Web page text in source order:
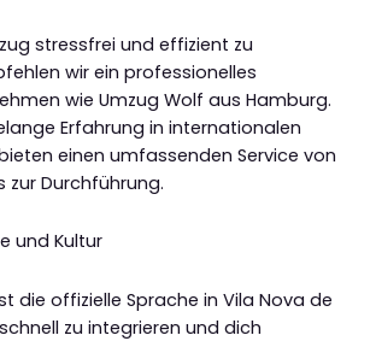
stressfrei und effizient zu
wir ein professionelles
wie Umzug Wolf aus Hamburg.
Erfahrung in internationalen
einen umfassenden Service von
zur Durchführung.
und Kultur
die offizielle Sprache in Vila Nova de
zu integrieren und dich